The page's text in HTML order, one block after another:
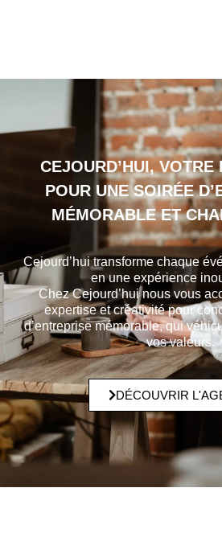
CEJOURD’HUI, VOTRE
POUR UNE SOIRÉE
MÉMORABLE ET
Cejourd’hui transforme chaque
en une expérience
Chez Cejourd’hui nous vous
expertise et créativité pour
d’entreprise mémorable, qui
vos valeurs.
DÉCOUVRIR